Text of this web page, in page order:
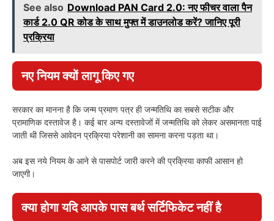
See also Download PAN Card 2.0: नए फीचर वाला पैन
कार्ड 2.0 QR कोड के साथ मुफ्त में डाउनलोड करें? जानिए पूरी
प्रक्रिया
नए नियम क्यों लागू किए गए
सरकार का मानना है कि जन्म प्रमाण पत्र ही जन्मतिथि का सबसे सटीक और
प्रामाणिक दस्तावेज है। कई बार अन्य दस्तावेजों में जन्मतिथि को लेकर असमानता पाई
जाती थी जिससे आवेदन प्रक्रिया परेशानी का सामना करना पड़ता था।
अब इस नये नियम के आने से पासपोर्ट जारी करने की प्रक्रिया काफी आसान हो
जाएगी।
क्या होगा यदि आपके पास बर्थ सर्टिफिकेट नहीं है